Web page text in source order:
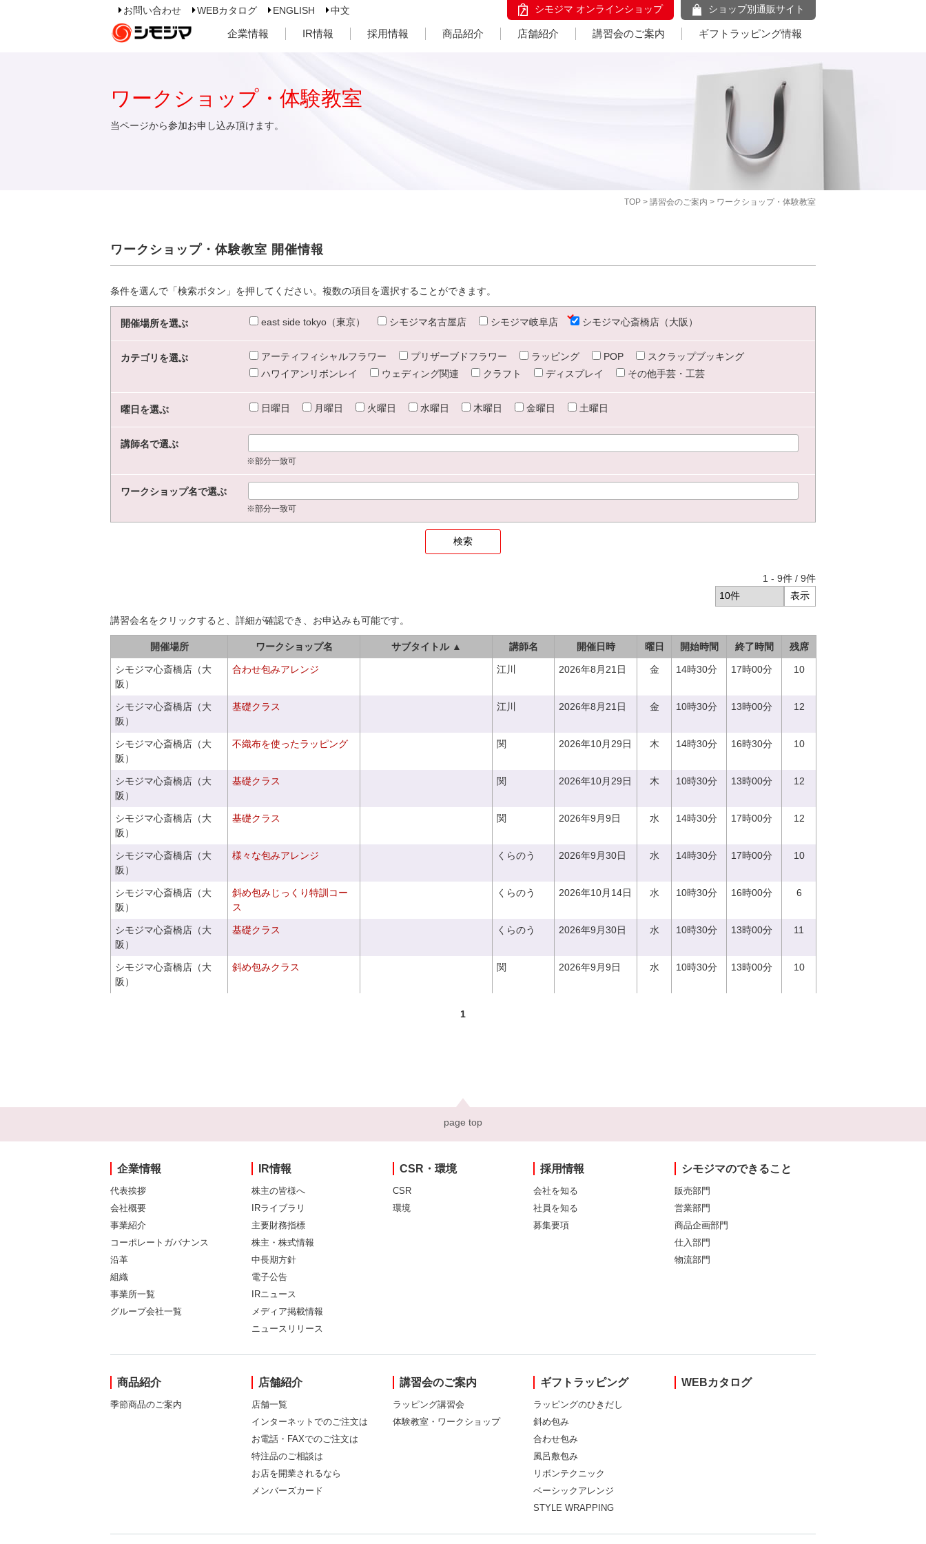
お問い合わせ WEBカタログ ENGLISH 中文 シモジマ オンラインショップ ショップ別通販サイト
企業情報 IR情報 採用情報 商品紹介 店舗紹介 講習会のご案内 ギフトラッピング情報
TOP > 講習会のご案内 > ワークショップ・体験教室
ワークショップ・体験教室
当ページから参加お申し込み頂けます。
ワークショップ・体験教室 開催情報
条件を選んで「検索ボタン」を押してください。複数の項目を選択することができます。
開催場所を選ぶ east side tokyo（東京） シモジマ名古屋店 シモジマ岐阜店 シモジマ心斎橋店（大阪）
カテゴリを選ぶ アーティフィシャルフラワー プリザーブドフラワー ラッピング POP
スクラップブッキング
ハワイアンリボンレイ
ウェディング関連 クラフト ディスプレイ その他手芸・工芸
曜日を選ぶ 日曜日 月曜日 火曜日 水曜日 木曜日 金曜日 土曜日
講師名で選ぶ
※部分一致可
ワークショップ名で選ぶ
※部分一致可
1 - 9件 / 9件
講習会名をクリックすると、詳細が確認でき、お申込みも可能です。
開催場所 ワークショップ名 サブタイトル ▲ 講師名 開催日時 曜日 開始時間 終了時間 残席
シモジマ心斎橋店（大
阪）
合わせ包みアレンジ 江川 2026年8月21日 金 14時30分 17時00分 10
シモジマ心斎橋店（大
阪）
基礎クラス 江川 2026年8月21日 金 10時30分 13時00分 12
シモジマ心斎橋店（大
阪）
不織布を使ったラッピング 関 2026年10月29日 木 14時30分 16時30分 10
シモジマ心斎橋店（大
阪）
基礎クラス 関 2026年10月29日 木 10時30分 13時00分 12
シモジマ心斎橋店（大
阪）
基礎クラス 関 2026年9月9日 水 14時30分 17時00分 12
シモジマ心斎橋店（大
阪）
様々な包みアレンジ くらのう 2026年9月30日 水 14時30分 17時00分 10
シモジマ心斎橋店（大
阪）
斜め包みじっくり特訓コー
ス
くらのう 2026年10月14日 水 10時30分 16時00分 6
シモジマ心斎橋店（大
阪）
基礎クラス くらのう 2026年9月30日 水 10時30分 13時00分 11
シモジマ心斎橋店（大
阪）
斜め包みクラス 関 2026年9月9日 水 10時30分 13時00分 10
1
page top
企業情報
代表挨拶
会社概要
事業紹介
コーポレートガバナンス
沿革
組織
事業所一覧
グループ会社一覧
IR情報
株主の皆様へ
IRライブラリ
主要財務指標
株主・株式情報
中長期方針
電子公告
IRニュース
メディア掲載情報
ニュースリリース
CSR・環境
CSR
環境
採用情報
会社を知る
社員を知る
募集要項
シモジマのできること
販売部門
営業部門
商品企画部門
仕入部門
物流部門
商品紹介
季節商品のご案内
店舗紹介
店舗一覧
インターネットでのご注文は
お電話・FAXでのご注文は
特注品のご相談は
お店を開業されるなら
メンバーズカード
講習会のご案内
ラッピング講習会
体験教室・ワークショップ
ギフトラッピング
ラッピングのひきだし
斜め包み
合わせ包み
風呂敷包み
リボンテクニック
ベーシックアレンジ
STYLE WRAPPING
WEBカタログ